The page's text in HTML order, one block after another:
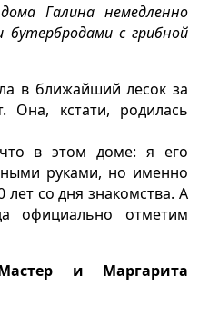
Галина немедленно
с грибной
в ближайший лесок за
Она, кстати, родилась
в этом доме: я его
руками, но именно
со дня знакомства. А
официально отметим
и Маргарита